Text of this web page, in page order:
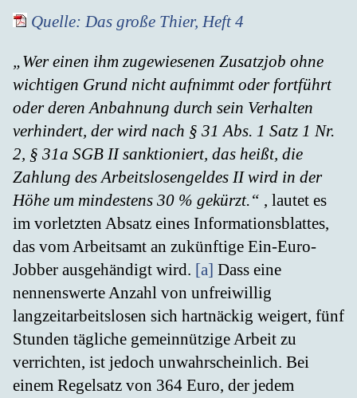
Quelle: Das große Thier, Heft 4
„Wer einen ihm zugewiesenen Zusatzjob ohne
wichtigen Grund nicht aufnimmt oder fortführt
oder deren Anbahnung durch sein Verhalten
verhindert, der wird nach § 31 Abs. 1 Satz 1 Nr.
2, § 31a SGB II sanktioniert, das heißt, die
Zahlung des Arbeitslosengeldes II wird in der
Höhe um mindestens 30 % gekürzt.“ , lautet es
im vorletzten Absatz eines Informationsblattes,
das vom Arbeitsamt an zukünftige Ein-Euro-
Jobber ausgehändigt wird. [a] Dass eine
nennenswerte Anzahl von unfreiwillig
langzeitarbeitslosen sich hartnäckig weigert, fünf
Stunden tägliche gemeinnützige Arbeit zu
verrichten, ist jedoch unwahrscheinlich. Bei
einem Regelsatz von 364 Euro, der jedem